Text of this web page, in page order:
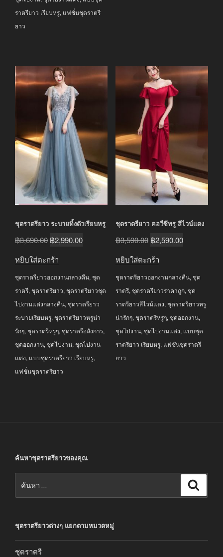
ราตรียาว เรียบหรู, แฟชั่นชุดราตรี
ยาว
ชุดราตรียาว ระบายทิ้งตัวเรียบหรู
฿3,690.00 Original
฿3,690.00.
฿2,990.00Current
฿2,990.00.
หยิบใส่ตะกร้า
ชุดราตรียาวออกงานกลางคืน, ชุด
ราตรี, ชุดราตรียาว, ชุดราตรียาวชุด
ไปงานแต่งกลางคืน, ชุดราตรียาว
ระบายเรียบหรู, ชุดราตรียาวหรูน่า
รักๆ, ชุดราตรีหรูๆ, ชุดราตรีอลังการ,
ชุดออกงาน, ชุดไปงาน, ชุดไปงาน
แต่ง, แบบชุดราตรียาว เรียบหรู,
แฟชั่นชุดราตรียาว
ชุดราตรียาว คอวีซีทรู สีไวน์แดง
฿3,590.00 Original
฿3,590.00.
฿2,590.00Current
฿2,590.00.
หยิบใส่ตะกร้า
ชุดราตรียาวออกงานกลางคืน, ชุด
ราตรี, ชุดราตรียาวราคาถูก, ชุด
ราตรียาวสีไวน์แดง, ชุดราตรียาวหรู
น่ารักๆ, ชุดราตรีหรูๆ, ชุดออกงาน,
ชุดไปงาน, ชุดไปงานแต่ง, แบบชุด
ราตรียาว เรียบหรู, แฟชั่นชุดราตรี
ยาว
ค้นหาชุดราตรียาวของคุณ
ชุดราตรียาวต่างๆ แยกตามหมวดหมู่
ชุดราตรี